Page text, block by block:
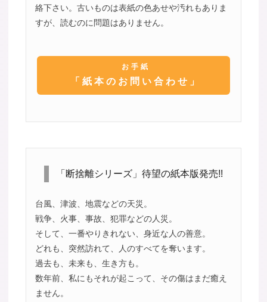
絡下さい。古いものは表紙の色あせや汚れもありま
すが、読むのに問題はありません。
お手紙
「紙本のお問い合わせ」
「断捨離シリーズ」待望の紙本版発売!!
台風、津波、地震などの天災。
戦争、火事、事故、犯罪などの人災。
そして、一番やりきれない、身近な人の善意。
どれも、突然訪れて、人のすべてを奪います。
過去も、未来も、生き方も。
数年前、私にもそれが起こって、その傷はまだ癒え
ません。